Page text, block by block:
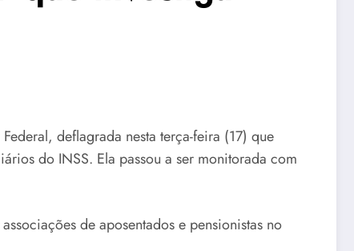
deflagrada nesta terça-feira (17) que
do INSS. Ela passou a ser monitorada com
de aposentados e pensionistas no